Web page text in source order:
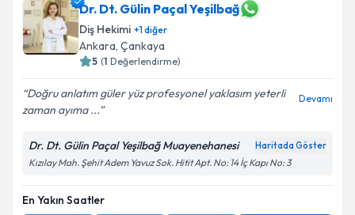
Dr. Dt. Gülin Paçal Yeşilbağ
Diş Hekimi +1diğer
Ankara, Çankaya
5 (1 Değerlendirme)
Doğru anlatım güler yüz profesyonel yaklasım yeterli
zaman ayıma ...
Devamı
Dr. Dt. Gülin Paçal Yeşilbağ Muayenehanesi Haritada Göster
Kızılay Mah. Şehit Adem Yavuz Sok. Hitit Apt. No: 14 İç Kapı No: 3
En Yakın Saatler